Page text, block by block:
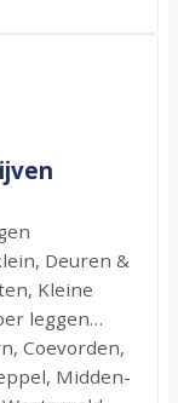
Deuren &
Kleine
leggen…
Coevorden,
Midden-